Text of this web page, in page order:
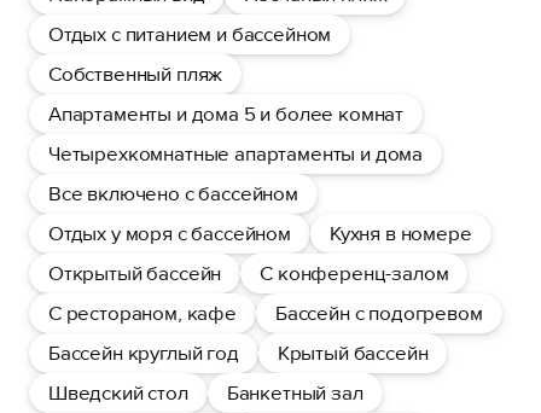
Отдых с питанием и бассейном
Собственный пляж
Апартаменты и дома 5 и более комнат
Четырехкомнатные апартаменты и дома
Все включено с бассейном
Отдых у моря с бассейном
Кухня в номере
Открытый бассейн
С конференц-залом
С рестораном, кафе
Бассейн с подогревом
Бассейн круглый год
Крытый бассейн
Шведский стол
Банкетный зал